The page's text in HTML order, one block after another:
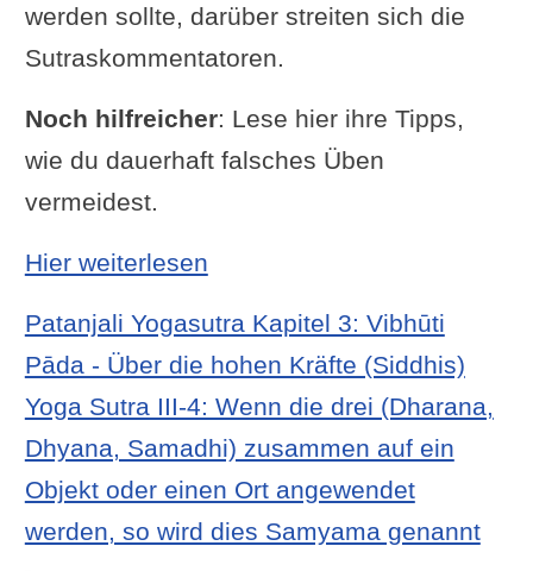
werden sollte, darüber streiten sich die
Sutraskommentatoren.
Noch hilfreicher: Lese hier ihre Tipps,
wie du dauerhaft falsches Üben
vermeidest.
Hier weiterlesen: Yoga Sutra I-14: Die
Patanjali Yogasutra Kapitel 3: Vibhūti
Pāda - Über die hohen Kräfte (Siddhis)
Yoga Sutra III-4: Wenn die drei (Dharana,
Dhyana, Samadhi) zusammen auf ein
Objekt oder einen Ort angewendet
werden, so wird dies Samyama genannt